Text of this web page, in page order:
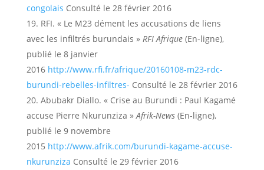
congolais Consulté le 28 février 2016
RFI. « Le M23 dément les accusations de liens
avec les infiltrés burundais » RFI Afrique (En-ligne),
publié le 8 janvier
2016 http://www.rfi.fr/afrique/20160108-m23-rdc-
burundi-rebelles-infiltres- Consulté le 28 février 2016
Abubakr Diallo. « Crise au Burundi : Paul Kagamé
accuse Pierre Nkurunziza » Afrik-News(En-ligne),
publié le 9 novembre
2015 http://www.afrik.com/burundi-kagame-accuse-
nkurunziza Consulté le 29 février 2016